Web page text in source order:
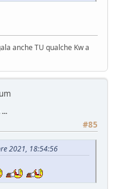
anche TU qualche Kw a
#85
2021, 18:54:56